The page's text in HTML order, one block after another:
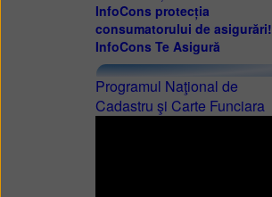
InfoCons protecția
consumatorului de asigurări!
InfoCons Te Asigură
Programul Naţional de
Cadastru şi Carte Funciara